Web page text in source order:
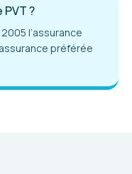
?
l’assurance
préférée